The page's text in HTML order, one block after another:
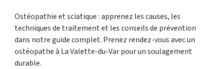
Ostéopathie et sciatique : apprenez les causes, les
techniques de traitement et les conseils de prévention
dans notre guide complet. Prenez rendez-vous avec un
ostéopathe à La Valette-du-Var pour un soulagement
durable.